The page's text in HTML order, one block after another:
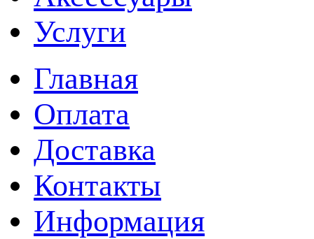
Услуги
Главная
Оплата
Доставка
Контакты
Информация